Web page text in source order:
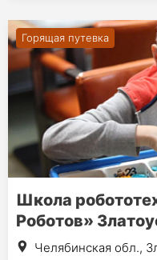
Горящая путевка
Школа
Роботов»
Челябинская обл.,